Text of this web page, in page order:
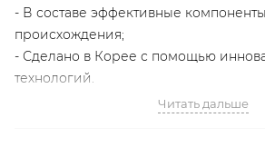
- В составе эффективные
происхождения;
- Сделано в Корее с помощью
технологий.
Читать дальше